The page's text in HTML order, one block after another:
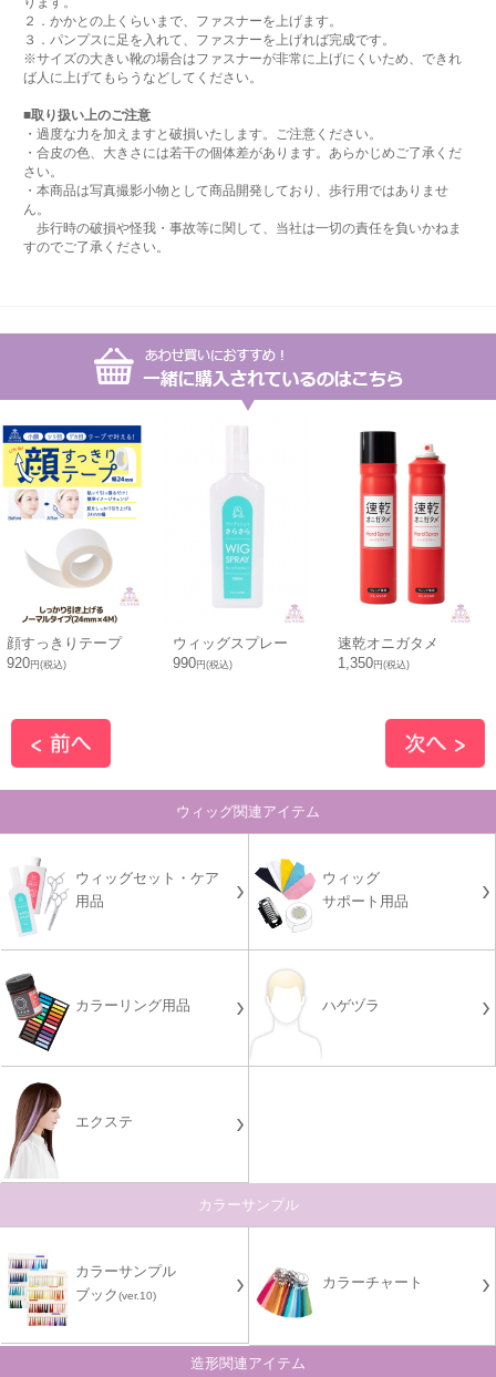
２．かかとの上くらいまで、ファスナーを上げます。
３．パンプスに足を入れて、ファスナーを上げれば完成です。
※サイズの大きい靴の場合はファスナーが非常に上げにくいため、できれ
ば人に上げてもらうなどしてください。
■取り扱い上のご注意
・過度な力を加えますと破損いたします。ご注意ください。
・合皮の色、大きさには若干の個体差があります。あらかじめご了承くだ
さい。
・本商品は写真撮影小物として商品開発しており、歩行用ではありませ
ん。
歩行時の破損や怪我・事故等に関して、当社は一切の責任を負いかねま
すのでご了承ください。
顔すっきりテープ
920円(税込)
ウィッグスプレー
990円(税込)
速乾オニガタメ
1,350円(税込)
ウィッグ関連アイテム
ウィッグセット・ケア
用品
ウィッグ
サポート用品
カラーリング用品 ハゲヅラ
エクステ
カラーサンプル
カラーサンプル
ブック(ver.10)
カラーチャート
造形関連アイテム